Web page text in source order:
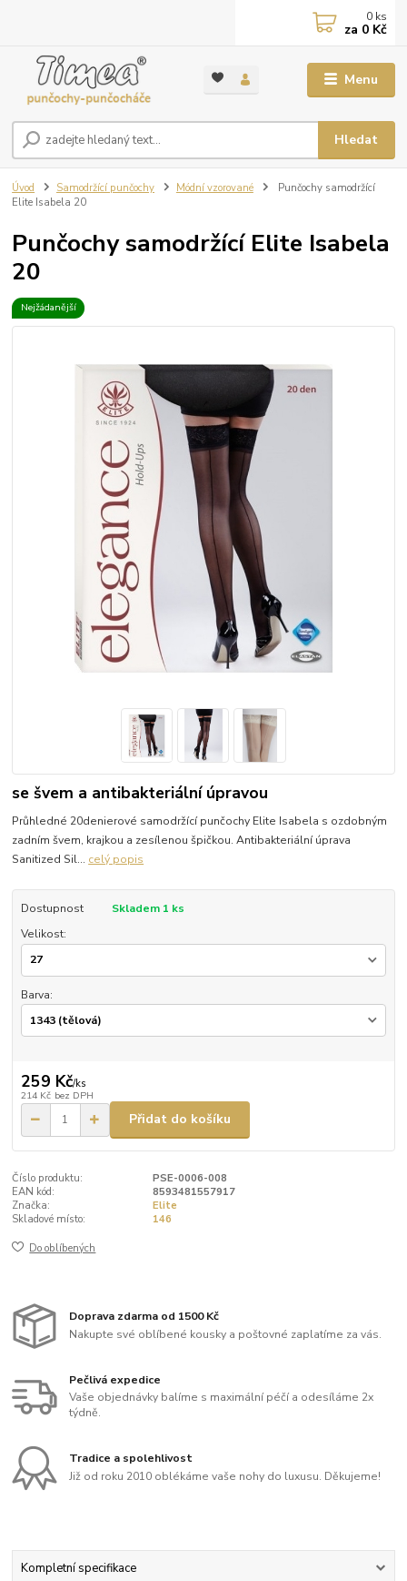
Menu
Hledat
0 ks
za 0 Kč
Úvod Samodržící punčochy Módní vzorované
Punčochy samodržící
Elite Isabela 20
Punčochy samodržící Elite Isabela
20
Nejžádanější
se švem a antibakteriální úpravou
Průhledné 20denierové samodržící punčochy Elite Isabela s ozdobným
zadním švem, krajkou a zesílenou špičkou. Antibakteriální úprava
Sanitized Sil... celý popis
Dostupnost
Skladem 1 ks
Velikost:
Barva:
259 Kč/ks
214 Kč bez DPH
Přidat do košíku
Číslo produktu:
PSE-0006-008
EAN kód:
8593481557917
Značka:
Elite
Skladové místo:
146
Do oblíbených
Doprava zdarma od 1500 Kč
Nakupte své oblíbené kousky a poštovné zaplatíme za vás.
Pečlivá expedice
Vaše objednávky balíme s maximální péčí a odesíláme 2x
týdně.
Tradice a spolehlivost
Již od roku 2010 oblékáme vaše nohy do luxusu. Děkujeme!
Kompletní specifikace